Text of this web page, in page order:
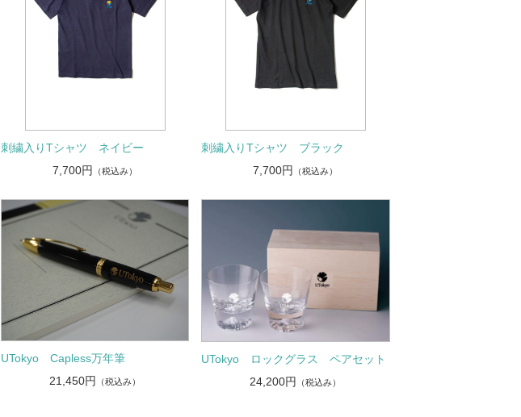
刺繍入りTシャツ ネイビー
7,700円
（税込み）
刺繍入りTシャツ ブラック
7,700円
（税込み）
UTokyo Capless万年筆
21,450円
（税込み）
UTokyo ロックグラス ペアセット
24,200円
（税込み）